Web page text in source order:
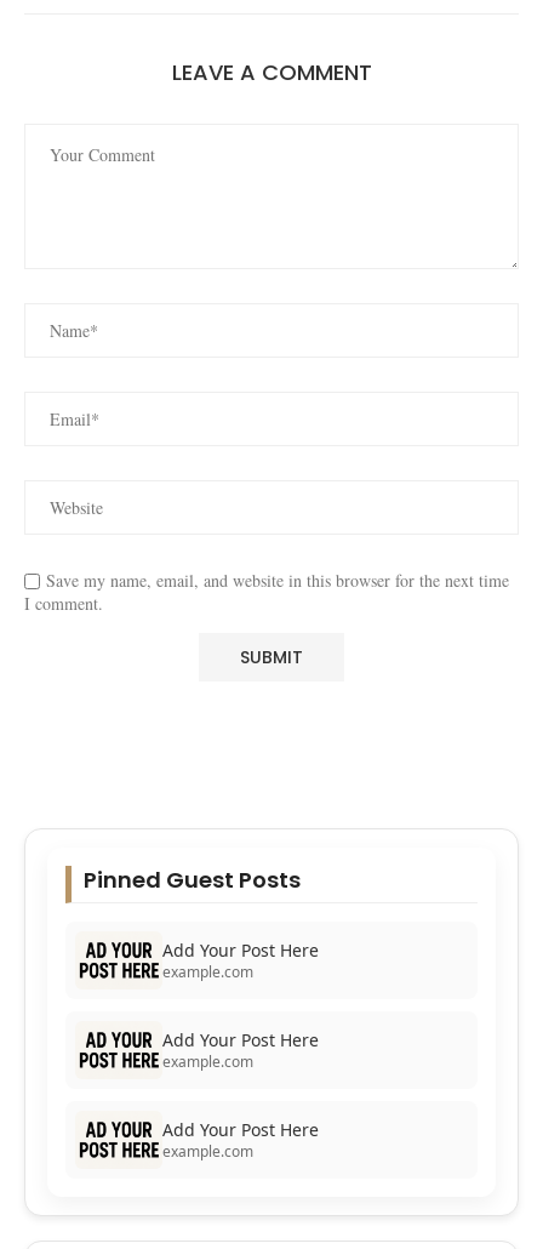
LEAVE A COMMENT
Save my name, email, and website in this browser for the next time
I comment.
Pinned Guest Posts
Add Your Post Here
example.com
Add Your Post Here
example.com
Add Your Post Here
example.com